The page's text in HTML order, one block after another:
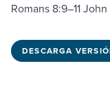
Romans 8:9–11John
DESCARGA